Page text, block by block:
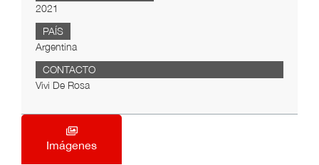
2021
PAÍS
Argentina
CONTACTO
Vivi De Rosa
Imágenes